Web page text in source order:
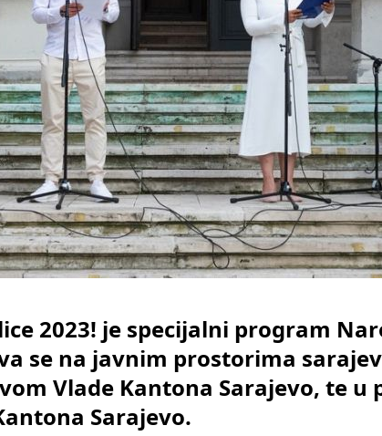
2023! je specijalni program
se na javnim prostorima
Vlade Kantona Sarajevo, te u
Sarajevo.